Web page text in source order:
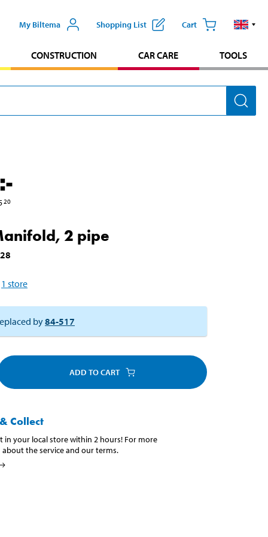
My Biltema Shopping List Cart
CONSTRUCTION CAR CARE TOOLS
:-
20
2 pipe
1 store
by84-517
ADD TO CART
Collect
in your local store within 2 hours! For more
the service and our terms.